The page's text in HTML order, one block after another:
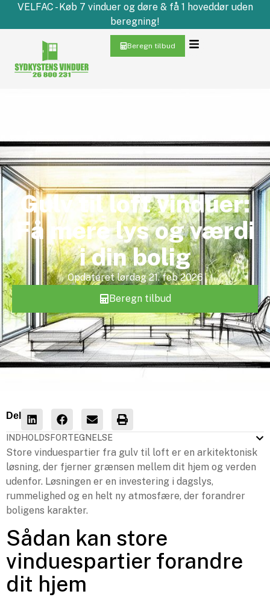
VELFAC - Køb 7 vinduer og døre & få 1 hoveddør uden
beregning!
Beregn tilbud
Gulv til loft vinduer:
Få mere lys og værdi
i din bolig
Opdateret lørdag 21. feb 2026
Beregn tilbud
Del
INDHOLDSFORTEGNELSE
Store vinduespartier fra gulv til loft er en arkitektonisk
løsning, der fjerner grænsen mellem dit hjem og verden
udenfor. Løsningen er en investering i dagslys,
rummelighed og en helt ny atmosfære, der forandrer
boligens karakter.
Sådan kan store
vinduespartier forandre
dit hjem